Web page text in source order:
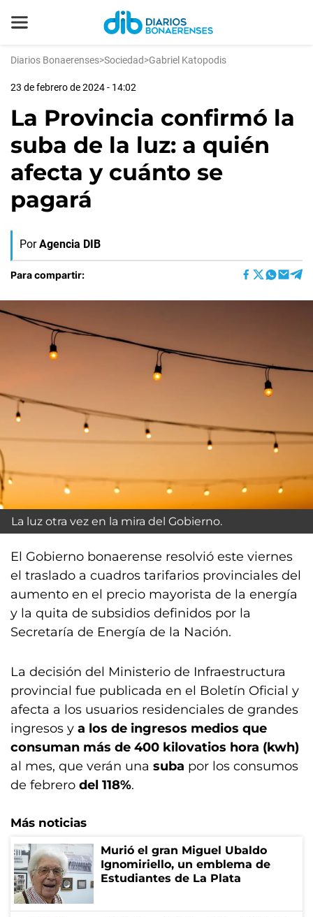
Diarios Bonaerenses>Sociedad>Gabriel Katopodis
23 de febrero de 2024 - 14:02
La Provincia confirmó la
suba de la luz: a quién
afecta y cuánto se
pagará
Por Agencia DIB
Para compartir:
La luz otra vez en la mira del Gobierno.
El Gobierno bonaerense resolvió este viernes
el traslado a cuadros tarifarios provinciales del
aumento en el precio mayorista de la energía
y la quita de subsidios definidos por la
Secretaría de Energía de la Nación.
La decisión del Ministerio de Infraestructura
provincial fue publicada en el Boletín Oficial y
afecta a los usuarios residenciales de grandes
ingresos y a los de ingresos medios que
consuman más de 400 kilovatios hora (kwh)
al mes, que verán una suba por los consumos
de febrero del 118%.
Más noticias
Murió el gran Miguel Ubaldo
Ignomiriello, un emblema de
Estudiantes de La Plata